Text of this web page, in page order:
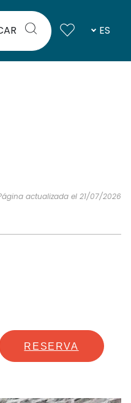
ES
actualizada el 21/07/2026
RESERVA